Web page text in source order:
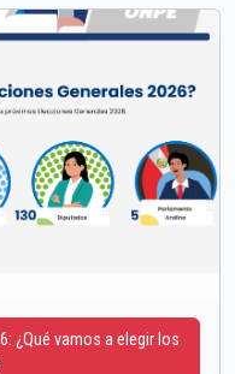
¿Qué vamos a elegir los